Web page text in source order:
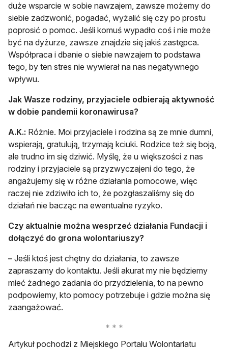
duże wsparcie w sobie nawzajem, zawsze możemy do
siebie zadzwonić, pogadać, wyżalić się czy po prostu
poprosić o pomoc. Jeśli komuś wypadło coś i nie może
być na dyżurze, zawsze znajdzie się jakiś zastępca.
Współpraca i dbanie o siebie nawzajem to podstawa
tego, by ten stres nie wywierał na nas negatywnego
wpływu.
Jak Wasze rodziny, przyjaciele odbierają aktywność
w dobie pandemii koronawirusa?
A.K.: Różnie. Moi przyjaciele i rodzina są ze mnie dumni,
wspierają, gratulują, trzymają kciuki. Rodzice też się boją,
ale trudno im się dziwić. Myślę, że u większości z nas
rodziny i przyjaciele są przyzwyczajeni do tego, że
angażujemy się w różne działania pomocowe, więc
raczej nie zdziwiło ich to, że pozgłaszaliśmy się do
działań nie bacząc na ewentualne ryzyko.
Czy aktualnie można wesprzeć działania Fundacji i
dołączyć do grona wolontariuszy?
– Jeśli ktoś jest chętny do działania, to zawsze
zapraszamy do kontaktu. Jeśli akurat my nie będziemy
mieć żadnego zadania do przydzielenia, to na pewno
podpowiemy, kto pomocy potrzebuje i gdzie można się
zaangażować.
Artykuł pochodzi z Miejskiego Portalu Wolontariatu